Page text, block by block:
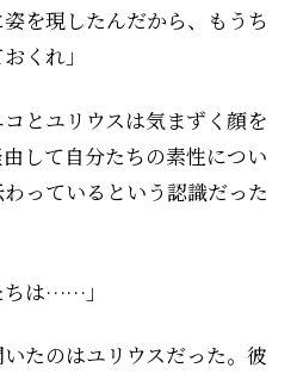
を現したんだから、もうち
くれ」
とユリウスは気まずく顔を
して自分たちの素性につい
っているという認識だった
ちは……」
たのはユリウスだった。彼